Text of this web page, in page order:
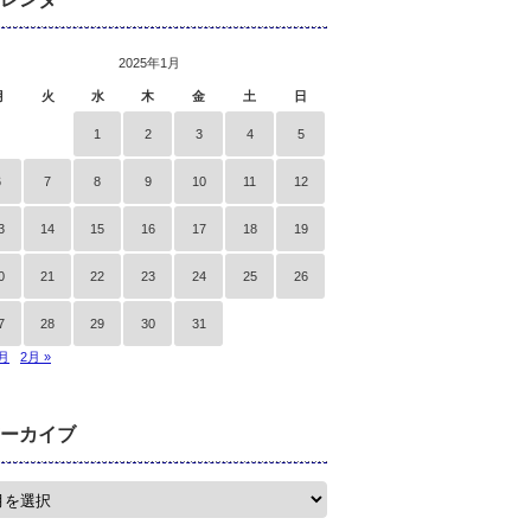
2025年1月
火 水 木 金 土 日
1 2 3 4 5
7 8 9 10 11 12
14 15 16 17 18 19
21 22 23 24 25 26
28 29 30 31
2月 »
カイブ